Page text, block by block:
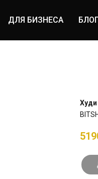
ДЛЯ БИЗНЕСА БЛОГ